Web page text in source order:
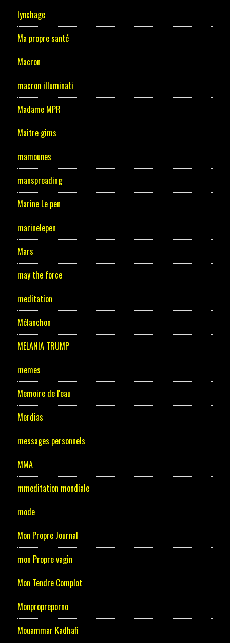
lynchage
Ma propre santé
Macron
macron illuminati
Madame MPR
Maitre gims
mamounes
manspreading
Marine Le pen
marinelepen
Mars
may the force
meditation
Mélanchon
MELANIA TRUMP
memes
Memoire de l'eau
Merdias
messages personnels
MMA
mmeditation mondiale
mode
Mon Propre Journal
mon Propre vagin
Mon Tendre Complot
Monpropreporno
Mouammar Kadhafi